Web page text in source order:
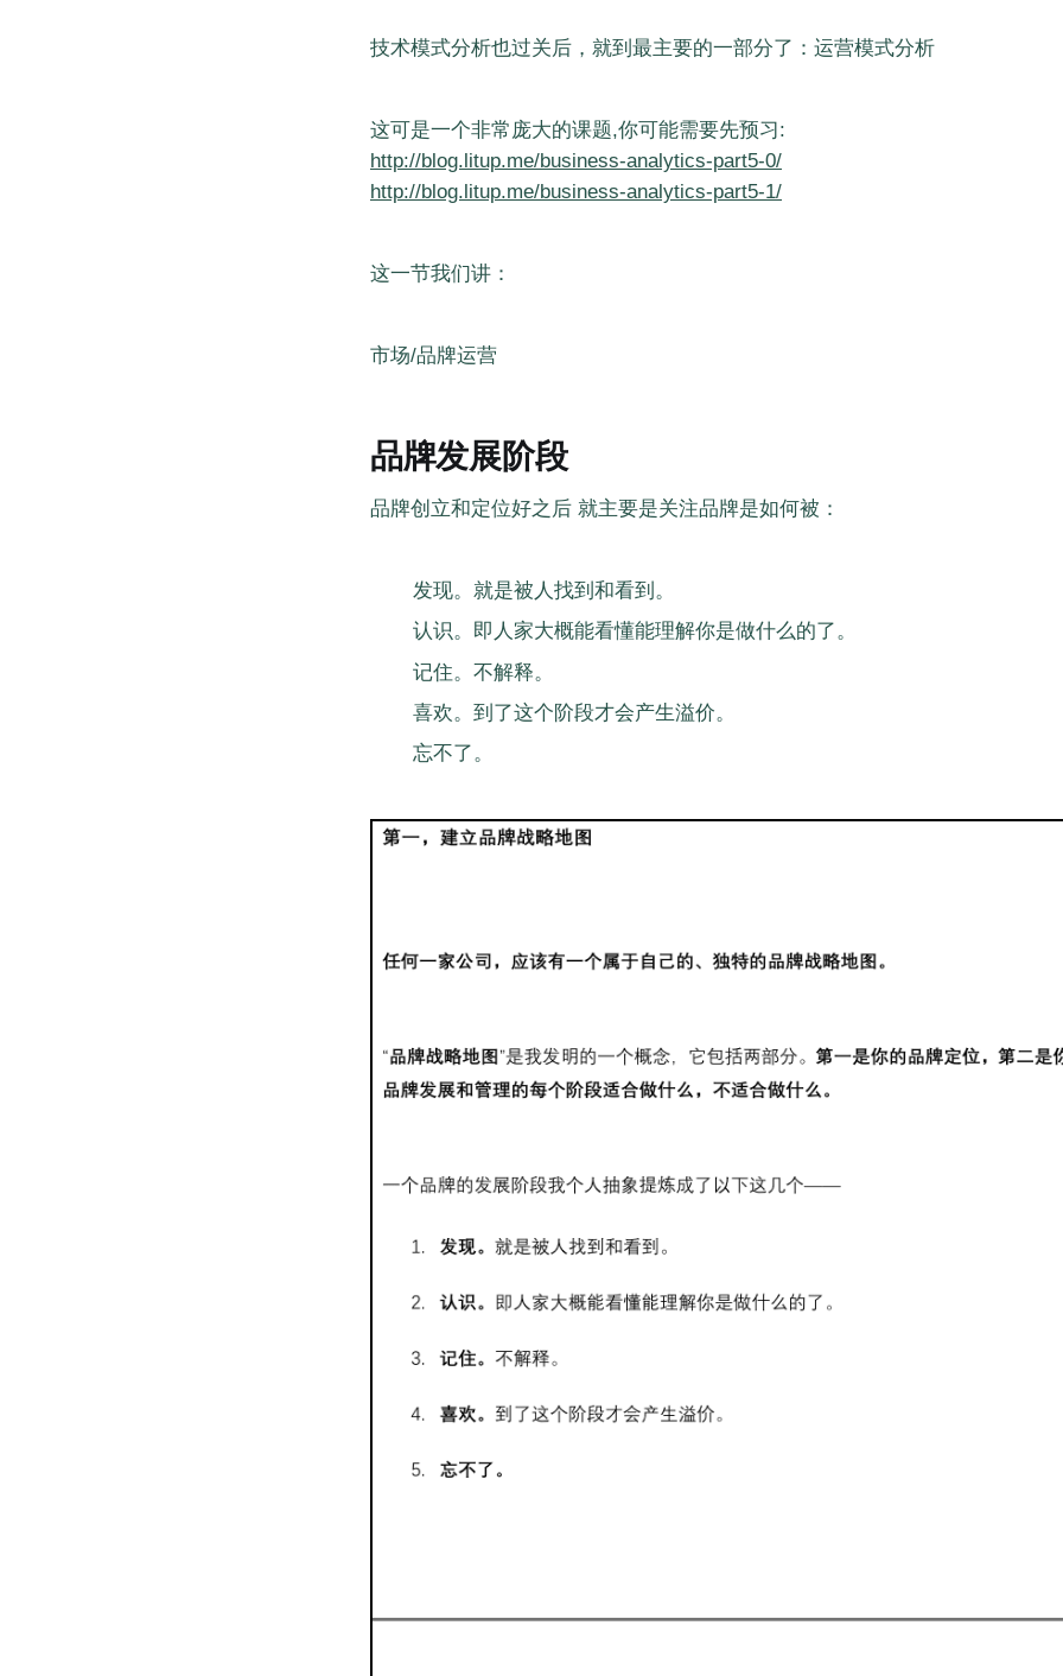
技术模式分析也过关后，就到最主要的一部分了：运营模式分析
这可是一个非常庞大的课题,你可能需要先预习:
http://blog.litup.me/business-analytics-part5-0/
http://blog.litup.me/business-analytics-part5-1/
这一节我们讲：
市场/品牌运营
品牌发展阶段
品牌创立和定位好之后 就主要是关注品牌是如何被：
发现。就是被人找到和看到。
认识。即人家大概能看懂能理解你是做什么的了。
记住。不解释。
喜欢。到了这个阶段才会产生溢价。
忘不了。